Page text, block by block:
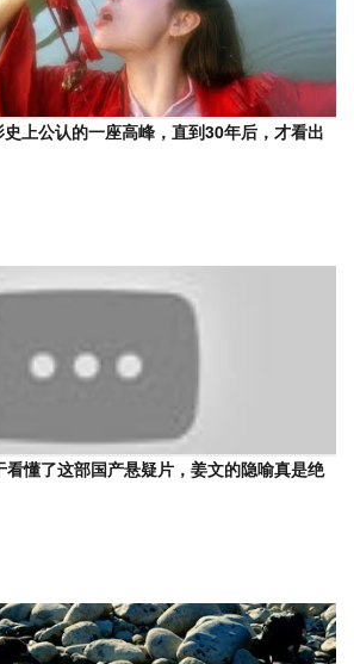
史上公认的一座高峰，直到30年后，才看出
看懂了这部国产悬疑片，姜文的隐喻真是绝